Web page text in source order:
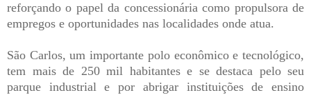
reforçando o papel da concessionária como propulsora de
empregos e oportunidades nas localidades onde atua.
São Carlos, um importante polo econômico e tecnológico,
tem mais de 250 mil habitantes e se destaca pelo seu
parque industrial e por abrigar instituições de ensino